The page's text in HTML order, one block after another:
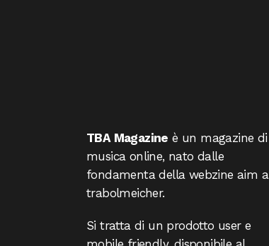
TBA Magazine è un magazine di
musica online, nato dalle
fondamenta della webzine aim a
trabolmeicher.
Si tratta di un prodotto user e